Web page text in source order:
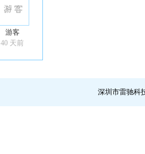
游客
40 天前
深圳市雷驰科